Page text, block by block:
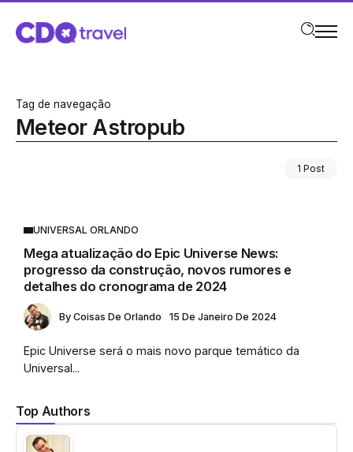
Tag de navegação
Meteor Astropub
1 Post
Top Authors
UNIVERSAL ORLANDO
Mega atualização do Epic Universe News:
progresso da construção, novos rumores e
detalhes do cronograma de 2024
By Coisas De Orlando 15 De Janeiro De 2024
Epic Universe será o mais novo parque temático da
Universal...